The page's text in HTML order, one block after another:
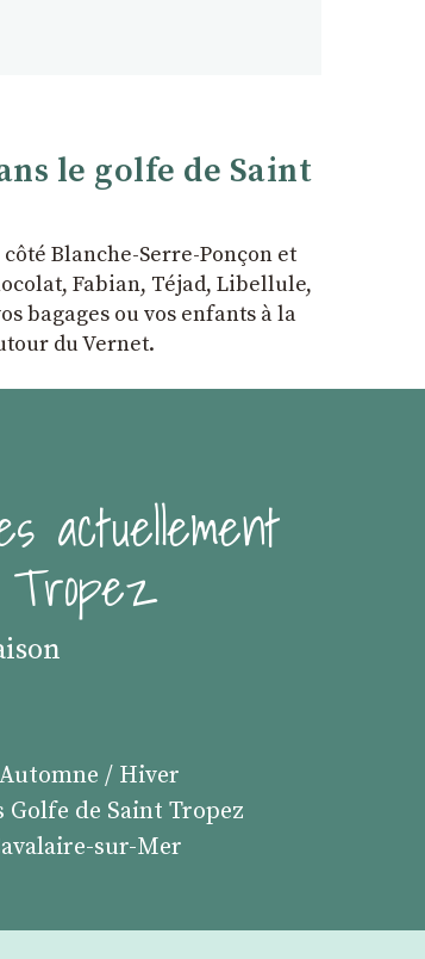
le golfe de Saint
Blanche-Serre-Ponçon et
Fabian, Téjad, Libellule,
bagages ou vos enfants à la
du Vernet.
actuellement
Tropez
/ Hiver
Golfe de Saint Tropez
sur-Mer